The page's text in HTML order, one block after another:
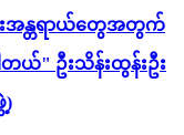
အန္တရာယ်တွေအတွက်
ယ်" ဦးသိန်းထွန်းဦး
)